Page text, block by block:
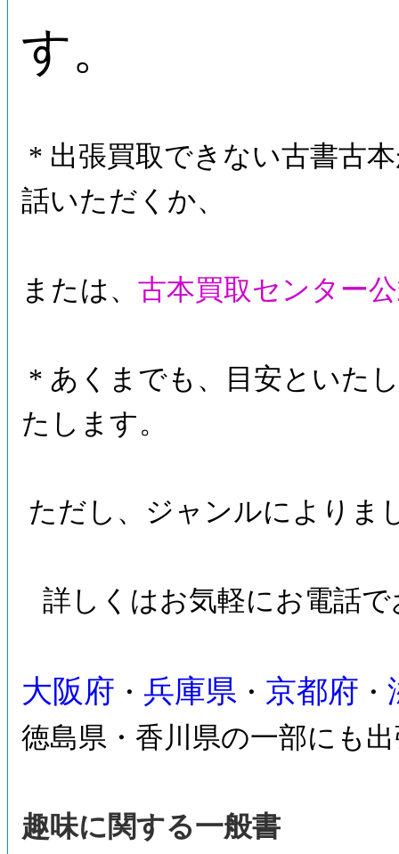
す。
* 出張買取できない古書古
話いただくか、
または、 古本買取センター
* あくまでも、目安といた
たします。
ただし、ジャンルによりま
詳しくはお気軽にお電話
大阪府 ・ 兵庫県 ・ 京都府 ・
徳島県・香川県の一部にも
趣味に関する一般書